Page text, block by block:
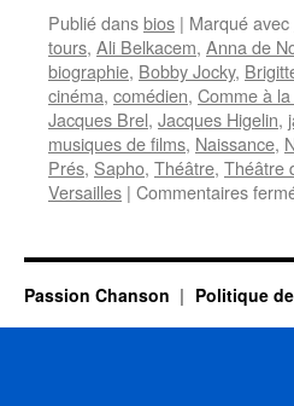
Publié dansbios | Marqué avec
tours, Ali Belkacem, Anna de
biographie, Bobby Jocky,
cinéma, comédien, Comme à
Jacques Brel, Jacques Higelin,
musiques de films, Naissance,
Prés, Sapho, Théâtre, Théâtre
Versailles | Commentaires
Passion Chanson Politique